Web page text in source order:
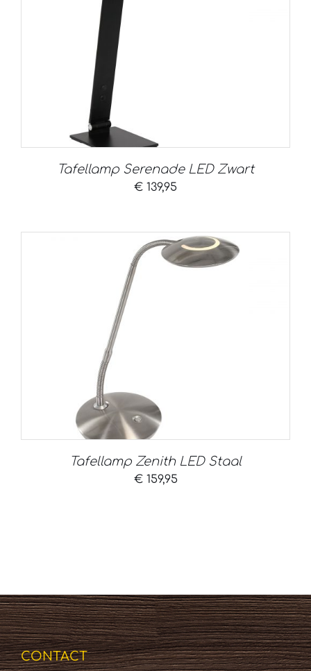
Tafellamp Serenade LED Zwart
€ 139,95
Tafellamp Zenith LED Staal
€159,95
CONTACT